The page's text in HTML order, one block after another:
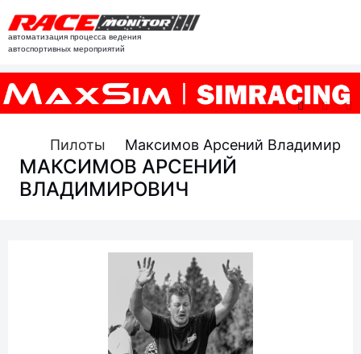
автоматизация процесса ведения
автоспортивных мероприятий
Пилоты Максимов Арсений
МАКСИМОВ АРСЕНИЙ
ВЛАДИМИРОВИЧ